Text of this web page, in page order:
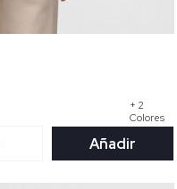
+ 2
Colores
Añadir